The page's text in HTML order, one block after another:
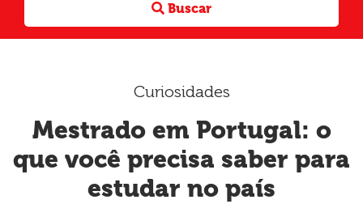
Buscar
Curiosidades
Mestrado em Portugal: o
que você precisa saber para
estudar no país